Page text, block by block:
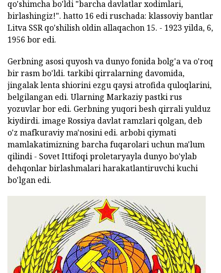
qo'shimcha bo'ldi "barcha davlatlar xodimlari,
birlashingiz!". hatto 16 edi ruschada: klassoviy bantlar
Litva SSR qo'shilish oldin allaqachon 15. - 1923 yilda, 6,
1956 bor edi.
Gerbning asosi quyosh va dunyo fonida bolg'a va o'roq
bir rasm bo'ldi. tarkibi qirralarning davomida,
jingalak lenta shiorini ezgu qaysi atrofida quloqlarini,
belgilangan edi. Ularning Markaziy pastki rus
yozuvlar bor edi. Gerbning yuqori besh qirrali yulduz
kiydirdi. image Rossiya davlat ramzlari qolgan, deb
o'z mafkuraviy ma'nosini edi. arbobi qiymati
mamlakatimizning barcha fuqarolari uchun ma'lum
qilindi - Sovet Ittifoqi proletaryayla dunyo bo'ylab
dehqonlar birlashmalari harakatlantiruvchi kuchi
bo'lgan edi.